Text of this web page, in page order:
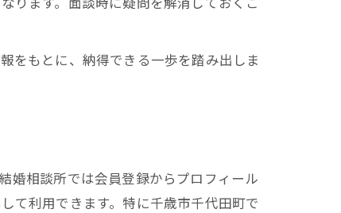
をもとに、納得できる一歩を踏み出しま
婚相談所では会員登録からプロフィール
て利用できます。特に千歳市千代田町で